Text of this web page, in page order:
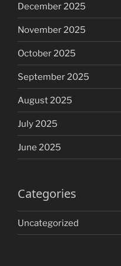
December 2025
November 2025
October 2025
September 2025
August 2025
July 2025
June 2025
Categories
Uncategorized